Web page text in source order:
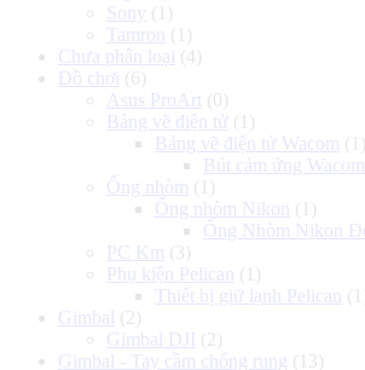
Sony (1)
Tamron
(1)
Chưa phân loại (4)
Đồ chơi (6)
Asus ProArt (0)
Bảng vẽ điện tử (1)
Bảng vẽ điện tử Wacom (1)
Bút cảm ứng Wacom
Ống nhòm (1)
Ống nhòm Nikon
(1)
Ống Nhòm Nikon
PC Km (3)
Phụ kiện Pelican
(1)
Thiết bị giữ lạnh Pelican
Gimbal (2)
Gimbal DJI (2)
Gimbal - Tay cầm chống rung (13)